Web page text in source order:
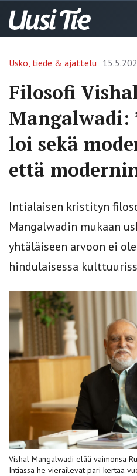
Usko, tiede & ajattelu
Filosofi
Mangalwadi:
loi sekä
että
Intialaisen kristityn
Mangalwadin mukaan
yhtäläiseen arvoon ei
hindulaisessa
Vishal Mangalwadi elää vaimonsa
Intiassa he vierailevat pari kertaa